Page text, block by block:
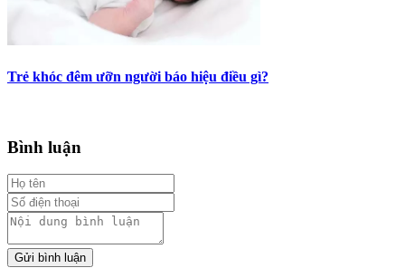
Trẻ khóc đêm ưỡn người báo hiệu điều gì?
Bình luận
Gửi bình luận